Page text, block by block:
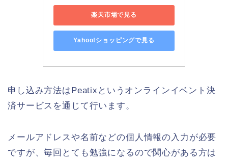
楽天市場で見る
Yahoo!ショッピングで見る
申し込み方法はPeatixというオンラインイベント決
済サービスを通じて行います。
メールアドレスや名前などの個人情報の入力が必要
ですが、毎回とても勉強になるので関心がある方は